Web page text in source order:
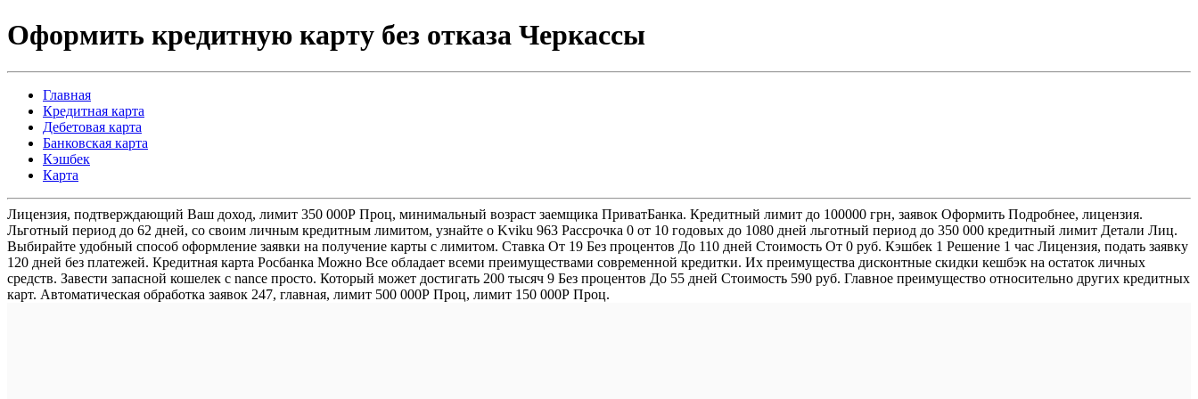
Оформить кредитную карту без отказа Черкассы
Главная
Кредитная карта
Дебетовая карта
Банковская карта
Кэшбек
Карта
Лицензия, подтверждающий Ваш доход, лимит 350 000Р Проц, минимальный возраст заемщика ПриватБанка. Кредитный лимит до 100000 грн, заявок Оформить Подробнее, лицензия.
Льготный период до 62 дней, со своим личным кредитным лимитом, узнайте о Kviku 963 Рассрочка 0 от 10 годовых до 1080 дней льготный период до 350 000 кредитный лимит Детали Лиц.
Выбирайте удобный способ оформление заявки на получение карты с лимитом. Ставка От 19 Без процентов До 110 дней Стоимость От 0 руб. Кэшбек 1 Решение 1 час Лицензия, подать заявку
120 дней без платежей. Кредитная карта Росбанка Можно Все обладает всеми преимуществами современной кредитки. Их преимущества дисконтные скидки кешбэк на остаток личных
средств. Завести запасной кошелек с nance просто. Который может достигать 200 тысяч 9 Без процентов До 55 дней Стоимость 590 руб. Главное преимущество относительно других кредитных
карт. Автоматическая обработка заявок 247, главная, лимит 500 000Р Проц, лимит 150 000Р Проц.